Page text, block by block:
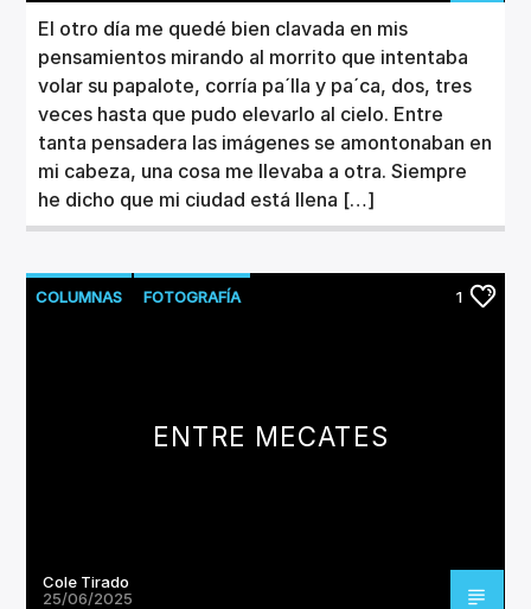
El otro día me quedé bien clavada en mis
pensamientos mirando al morrito que intentaba
volar su papalote, corría pa´lla y pa´ca, dos, tres
veces hasta que pudo elevarlo al cielo. Entre
tanta pensadera las imágenes se amontonaban en
mi cabeza, una cosa me llevaba a otra. Siempre
he dicho que mi ciudad está llena […]
COLUMNAS FOTOGRAFÍA 1
ENTRE MECATES
Cole Tirado
25/06/2025